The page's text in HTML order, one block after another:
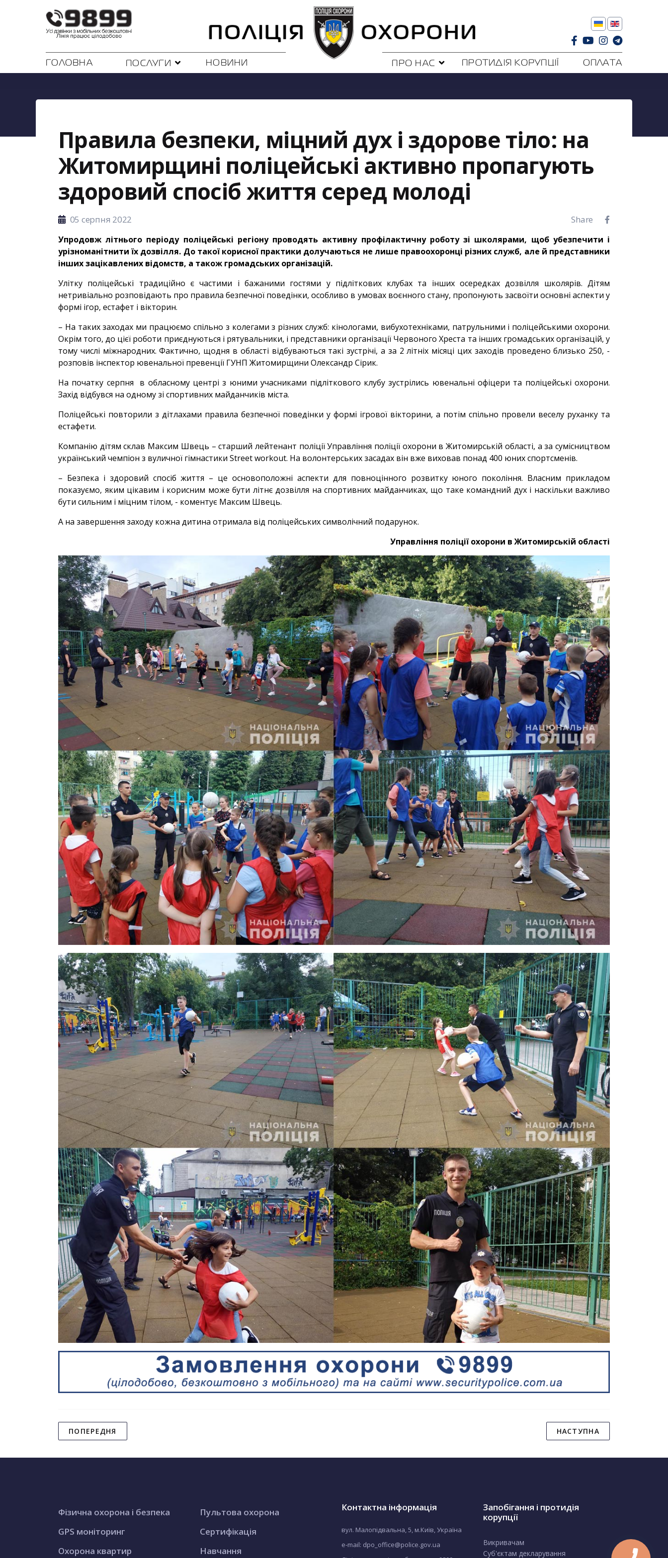
ГОЛОВНА ПОСЛУГИ НОВИНИ ПРО НАС ПРОТИДІЯ КОРУПЦІЇ ОПЛАТА
Правила безпеки, міцний дух і здорове тіло: на
Житомирщині поліцейські активно пропагують
здоровий спосіб життя серед молоді
05 серпня 2022 Share
Упродовж літнього періоду поліцейські регіону проводять активну профілактичну роботу зі школярами, щоб убезпечити і
урізноманітнити їх дозвілля. До такої корисної практики долучаються не лише правоохоронці різних служб, але й представники
інших зацікавлених відомств, а також громадських організацій.
Улітку поліцейські традиційно є частими і бажаними гостями у підліткових клубах та інших осередках дозвілля школярів. Дітям
нетривіально розповідають про правила безпечної поведінки, особливо в умовах воєнного стану, пропонують засвоїти основні аспекти у
формі ігор, естафет і вікторин.
– На таких заходах ми працюємо спільно з колегами з різних служб: кінологами, вибухотехніками, патрульними і поліцейськими охорони.
Окрім того, до цієї роботи приєднуються і рятувальники, і представники організації Червоного Хреста та інших громадських організацій, у
тому числі міжнародних. Фактично, щодня в області відбуваються такі зустрічі, а за 2 літніх місяці цих заходів проведено близько 250, -
розповів інспектор ювенальної превенції ГУНП Житомирщини Олександр Сірик.
На початку серпня в обласному центрі з юними учасниками підліткового клубу зустрілись ювенальні офіцери та поліцейські охорони.
Захід відбувся на одному зі спортивних майданчиків міста.
Поліцейські повторили з дітлахами правила безпечної поведінки у формі ігрової вікторини, а потім спільно провели веселу руханку та
естафети.
Компанію дітям склав Максим Швець – старший лейтенант поліції Управління поліції охорони в Житомирській області, а за сумісництвом
український чемпіон з вуличної гімнастики Street workout. На волонтерських засадах він вже виховав понад 400 юних спортсменів.
– Безпека і здоровий спосіб життя – це основоположні аспекти для повноцінного розвитку юного покоління. Власним прикладом
показуємо, яким цікавим і корисним може бути літнє дозвілля на спортивних майданчиках, що таке командний дух і наскільки важливо
бути сильним і міцним тілом, - коментує Максим Швець.
А на завершення заходу кожна дитина отримала від поліцейських символічний подарунок.
Управління поліції охорони в Житомирській області
ПОПЕРЕДНЯ НАСТУПНА
Фізична охорона і безпека
GPS моніторинг
Охорона квартир
Пультова охорона
Сертифікація
Навчання
Контактна інформація
вул. Малопідвальна, 5, м.Київ, Україна
e-mail: dpo_office@police.gov.ua
Запобігання і протидія
корупції
Викривачам
Суб'єктам декларування